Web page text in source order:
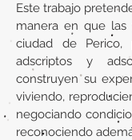
Este trabajo
manera en que
ciudad de Perico,
adscriptos y
construyen su
viviendo,
negociando
reconociendo